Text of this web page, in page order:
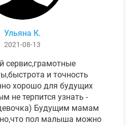
Ульяна К.
2021-08-13
сервис,грамотные
и точность
хорошо для будущих
не терпится узнать -
Будущим мамам
пол малыша можно